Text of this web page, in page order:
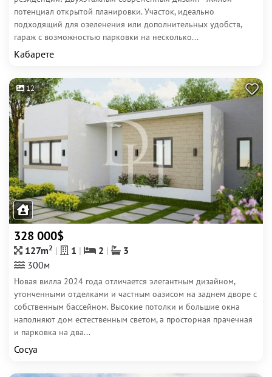
потенциал открытой планировки. Участок, идеально
подходящий для озеленения или дополнительных удобств,
гараж с возможностью парковки на несколько...
Кабарете
12
328 000$
127m2 1 2
3
300м
Новая вилла 2024 года отличается элегантным дизайном,
утонченными отделками и частным оазисом на заднем дворе с
собственным бассейном. Высокие потолки и большие окна
наполняют дом естественным светом, а просторная прачечная
и парковка на два...
Сосуа